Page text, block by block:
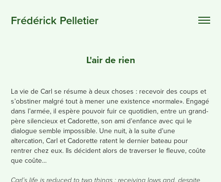
Frédérick Pelletier
L'air de rien
La vie de Carl se résume à deux choses : recevoir des coups et
s’obstiner malgré tout à mener une existence «normale». Engagé
dans l’armée, il espère pouvoir fuir ce quotidien, entre un grand-
père silencieux et Cadorette, son ami d’enfance avec qui le
dialogue semble impossible. Une nuit, à la suite d’une
altercation, Carl et Cadorette ratent le dernier bateau pour
rentrer chez eux. Ils décident alors de traverser le fleuve, coûte
que coûte…